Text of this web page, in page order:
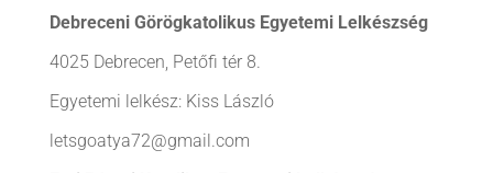
Debreceni Görögkatolikus Egyetemi Lelkészség
4025 Debrecen, Petőfi tér 8.
Egyetemi lelkész: Kiss László
letsgoatya72@gmail.com